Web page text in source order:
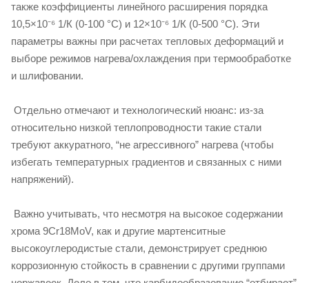
также коэффициенты линейного расширения порядка
10,5×10⁻⁶ 1/К (0-100 °C) и 12×10⁻⁶ 1/К (0-500 °C). Эти
параметры важны при расчетах тепловых деформаций и
выборе режимов нагрева/охлаждения при термообработке
и шлифовании.
Отдельно отмечают и технологический нюанс: из‑за
относительно низкой теплопроводности такие стали
требуют аккуратного, “не агрессивного” нагрева (чтобы
избегать температурных градиентов и связанных с ними
напряжений).
Важно учитывать, что несмотря на высокое содержании
хрома 9Cr18MoV, как и другие мартенситные
высокоуглеродистые стали, демонстрирует среднюю
коррозионную стойкость в сравнении с другими группами